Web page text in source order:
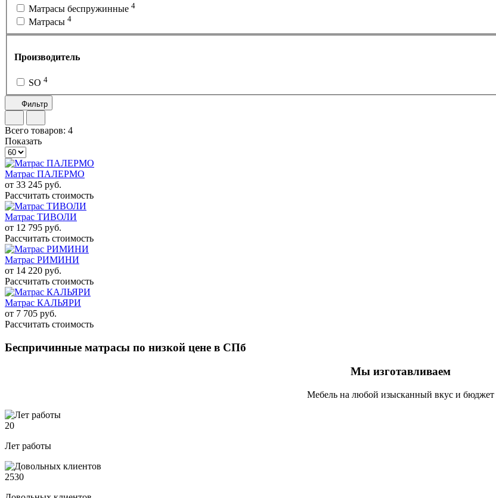
Матрасы беспружинные 4
Матрасы 4
Производитель
SO 4
Фильтр
Всего товаров: 4
Показать
Матрас ПАЛЕРМО
от 33 245 руб.
Рассчитать стоимость
Матрас ТИВОЛИ
от 12 795 руб.
Рассчитать стоимость
Матрас РИМИНИ
от 14 220 руб.
Рассчитать стоимость
Матрас КАЛЬЯРИ
от 7 705 руб.
Рассчитать стоимость
Беспричинные матрасы по низкой цене в СПб
Мы изготавливаем
Мебель на любой изысканный вкус и бюджет
20
Лет работы
2530